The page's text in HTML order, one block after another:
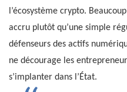
l’écosystème crypto.
accru plutôt qu’une simple
défenseurs des actifs
ne décourage les
s’implanter dans l’État.